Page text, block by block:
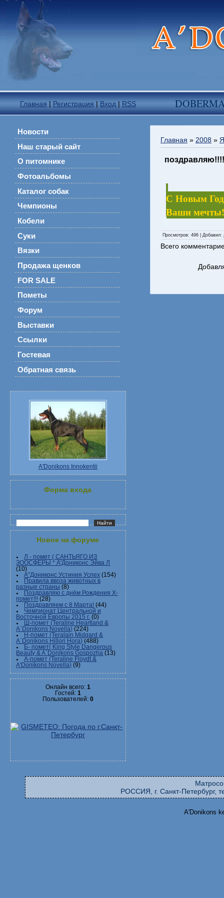
Главная | Регистрация | Вход | RSS
Новости
Наш старый сайт
О питомнике
Фотоальбомы
Каталог собак
Чемпионы
Кобели
Суки
Вязки
Продажа щенков
FOR SALE
Пометы
Форум
Выставки
Ссылки
Гостевая
Обратная связь
A'Donikons Innokentii
Форма входа
Новое на форуме
Л - помет ( САНТЬЯГО ИЗ
ЗООСФЕРЫ * А'Дониконс Эйва Л
(10)
А"Дониконс Устиния Успех (154)
Правила ввоза животных в
разные страны (8)
Поздравляю с днём Рождения Х-
помет!!! (28)
Поздравляем с 8 Марта! (44)
Чемпионат Центральной и
Восточной Европы 2015 г. (0)
Ш-помет (Teraline Heartland &
A`Donikons Novella) (224)
Н-помет (Teralain Midgard &
A`Donikons Hillori Hora) (488)
Б- помет( King Style Dangerous
Beauty & A`Donikons Gospozha (13)
А-помет (Teraline Floydt &
A'Donikons Novella) (9)
Онлайн всего: 1
Гостей: 1
Пользователей: 0
Главная » 2008 »
С Новым
Ваши
Просмотров: 496 | Добавил:
Всего
РОССИЯ, г. Санкт-Петербург,
A'Donikons